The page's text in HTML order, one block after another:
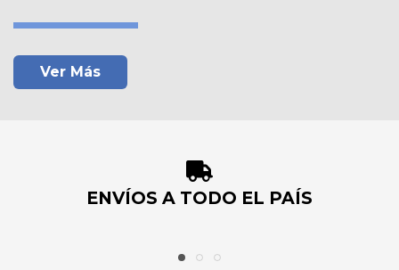
Ver Más
ENVÍOS A TODO EL PAÍS